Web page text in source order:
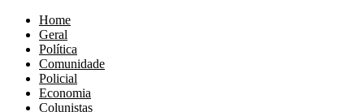
Home
Geral
Política
Comunidade
Policial
Economia
Colunistas